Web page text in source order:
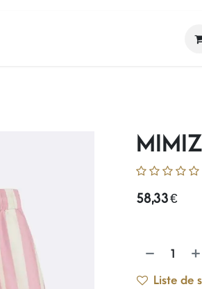
58,33€
Liste de